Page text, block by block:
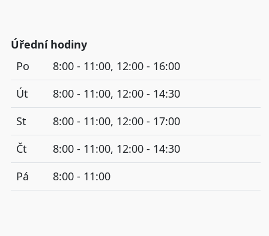
Úřední hodiny
Po
8:00 - 11:00, 12:00 - 16:00
Út
8:00 - 11:00, 12:00 - 14:30
St
8:00 - 11:00, 12:00 - 17:00
Čt
8:00 - 11:00, 12:00 - 14:30
Pá
8:00 - 11:00